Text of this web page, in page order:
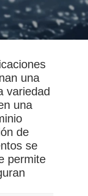
una
variedad
una
de
se
permite